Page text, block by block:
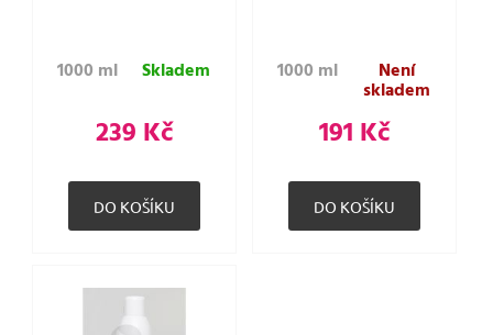
1000 ml Skladem
239 Kč
1000 ml Není
skladem
191 Kč